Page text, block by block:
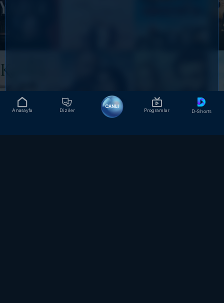
Anasayfa Diziler
CANLI
Programlar D-Shorts